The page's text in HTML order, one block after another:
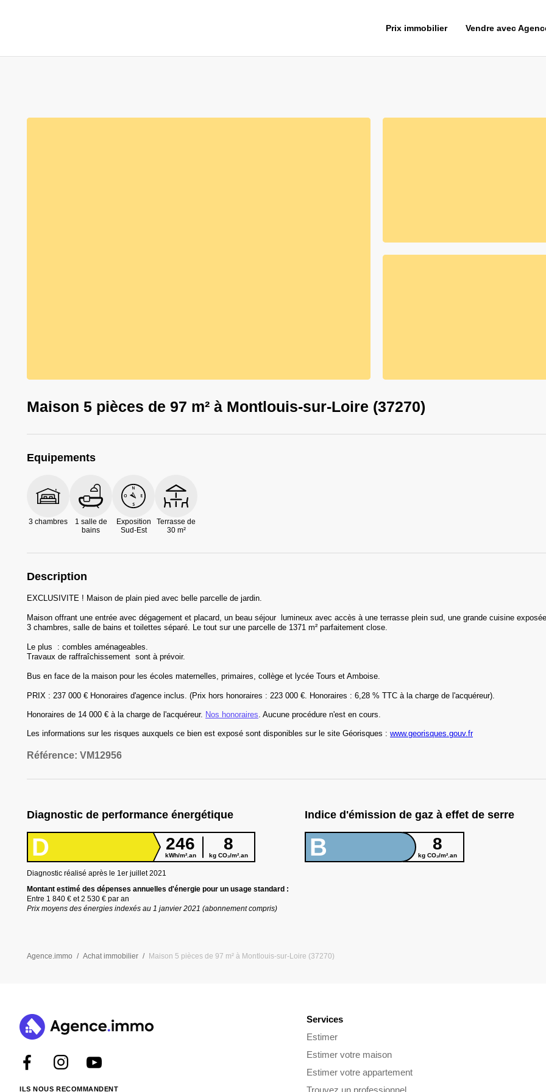
Prix immobilier Vendre avec
Maison 5 pièces de 97 m² à Montlouis-sur-Loire (37270)
Equipements
3 chambres
1 salle de
bains
Exposition
Sud-Est
Terrasse de
30 m²
Description
EXCLUSIVITE ! Maison de plain pied avec belle parcelle de jardin.
Maison offrant une entrée avec dégagement et placard, un beau séjour lumineux avec accès à une terrasse plein sud, une grande cuisine
3 chambres, salle de bains et toilettes séparé. Le tout sur une parcelle de 1371 m² parfaitement close.
Le plus : combles aménageables.
Travaux de raffraîchissement sont à prévoir.
Bus en face de la maison pour les écoles maternelles, primaires, collège et lycée Tours et Amboise.
PRIX : 237 000 € Honoraires d'agence inclus. (Prix hors honoraires : 223 000 €. Honoraires : 6,28 % TTC à la charge de l'acquéreur).
Honoraires de 14 000 € à la charge de l'acquéreur. Nos honoraires. Aucune procédure n'est en cours.
Les informations sur les risques auxquels ce bien est exposé sont disponibles sur le site Géorisques : www.georisques.gouv.fr
Référence: VM12956
Diagnostic de performance énergétique
D 246
kWh/m².an
8
kg CO₂/m².an
Indice d'émission de gaz à effet de serre
B 8
kg CO₂/m².an
Diagnostic réalisé après le 1er juillet 2021
Montant estimé des dépenses annuelles d'énergie pour un usage standard :
Entre 1 840 € et2 530 € par an
Prix moyens des énergies indexés au 1 janvier 2021 (abonnement compris)
Agence.immo Achat immobilier Maison 5 pièces de 97 m² à Montlouis-sur-Loire (37270)
Services
Estimer
Estimer votre maison
Estimer votre appartement
Trouvez un professionnel
ILS NOUS RECOMMANDENT